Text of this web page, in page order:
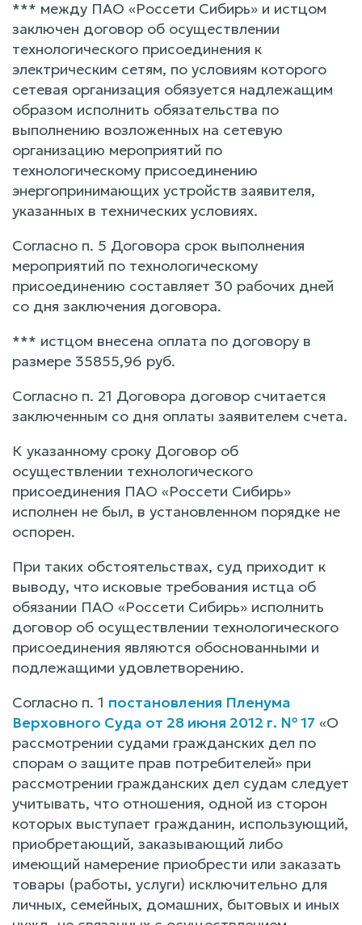
*** между ПАО «Россети Сибирь» и истцом
заключен договор об осуществлении
технологического присоединения к
электрическим сетям, по условиям которого
сетевая организация обязуется надлежащим
образом исполнить обязательства по
выполнению возложенных на сетевую
организацию мероприятий по
технологическому присоединению
энергопринимающих устройств заявителя,
указанных в технических условиях.
Согласно п. 5 Договора срок выполнения
мероприятий по технологическому
присоединению составляет 30 рабочих дней
со дня заключения договора.
*** истцом внесена оплата по договору в
размере 35855,96 руб.
Согласно п. 21 Договора договор считается
заключенным со дня оплаты заявителем счета.
К указанному сроку Договор об
осуществлении технологического
присоединения ПАО «Россети Сибирь»
исполнен не был, в установленном порядке не
оспорен.
При таких обстоятельствах, суд приходит к
выводу, что исковые требования истца об
обязании ПАО «Россети Сибирь» исполнить
договор об осуществлении технологического
присоединения являются обоснованными и
подлежащими удовлетворению.
Согласно п. 1 постановления Пленума
Верховного Суда от 28 июня 2012 г. № 17 «О
рассмотрении судами гражданских дел по
спорам о защите прав потребителей» при
рассмотрении гражданских дел судам следует
учитывать, что отношения, одной из сторон
которых выступает гражданин, использующий,
приобретающий, заказывающий либо
имеющий намерение приобрести или заказать
товары (работы, услуги) исключительно для
личных, семейных, домашних, бытовых и иных